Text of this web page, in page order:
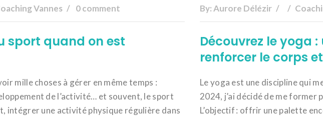
Vannes 0 comment
sport quand on est
mille choses à gérer en même temps :
de l’activité… et souvent, le sport
intégrer une activité physique régulière dans
By:Aurore Délézir
Découvrez le yoga
renforcer le corps
Le yoga est une discipline qui
2024, j’ai décidé de me former
L’objectif : offrir une palette